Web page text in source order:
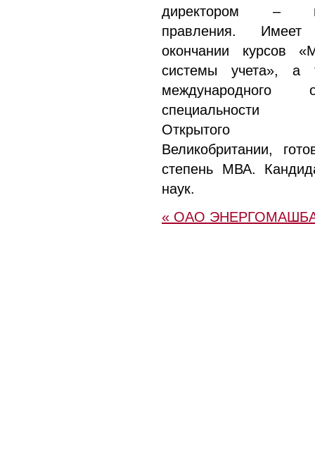
директором –
правления.
окончании курсов
системы учета», а
специальности
Открытого
Великобритании,
степень МВА.
наук.
« ОАО